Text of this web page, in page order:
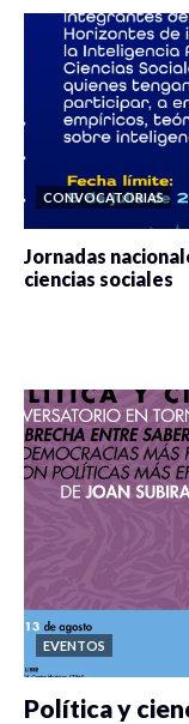
CONVOCATORIAS
Jornadas
ciencias sociales
EVENTOS
Política y